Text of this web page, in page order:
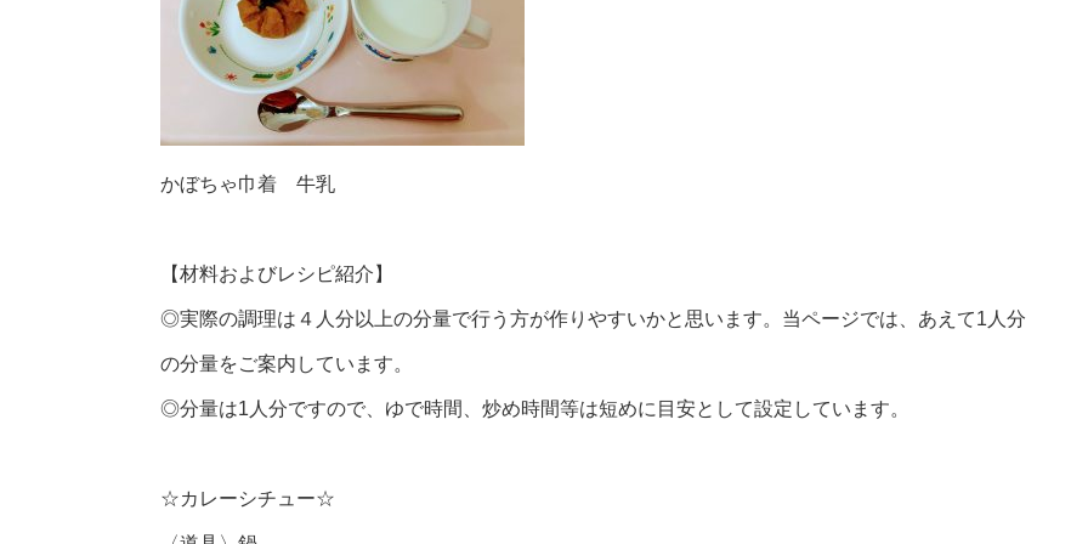
かぼちゃ巾着 牛乳
【材料およびレシピ紹介】
◎実際の調理は４人分以上の分量で行う方が作りやすいかと思います。当ページでは、あえて1人分
の分量をご案内しています。
◎分量は1人分ですので、ゆで時間、炒め時間等は短めに目安として設定しています。
☆カレーシチュー☆